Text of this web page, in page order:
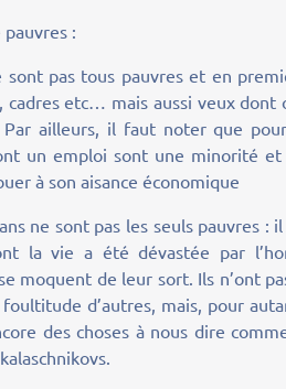
:
sont pas tous pauvres et en
cadres etc… mais aussi veux
ailleurs, il faut noter que
un emploi sont une minorité et
à son aisance économique
ne sont pas les seuls pauvres
la vie a été dévastée par
moquent de leur sort. Ils n’ont
d’autres, mais, pour
des choses à nous dire